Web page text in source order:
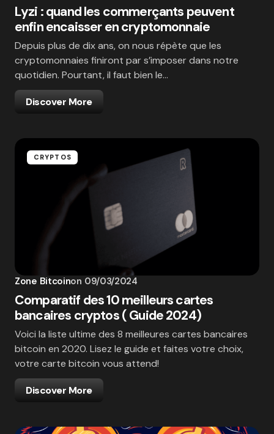
Lyzi : quand les commerçants peuvent
enfin encaisser en cryptomonnaie
Depuis plus de dix ans, on nous répète que les
cryptomonnaies finiront par s’imposer dans notre
quotidien. Pourtant, il faut bien le…
Discover More
CRYPTOS
Zone Bitcoinon 09/03/2024
Comparatif des 10 meilleurs cartes
bancaires cryptos ( Guide 2024)
Voici la liste ultime des 8 meilleures cartes bancaires
bitcoin en 2020. Lisez le guide et faites votre choix,
votre carte bitcoin vous attend!
Discover More